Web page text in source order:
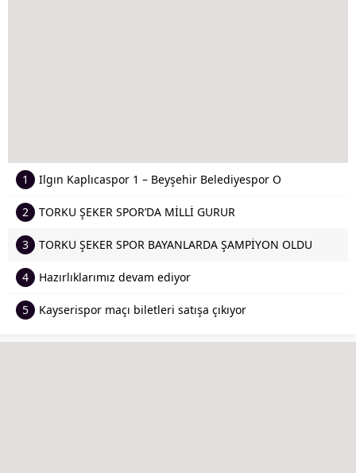
1 Ilgın Kaplıcaspor 1 – Beyşehir Belediyespor O
2 TORKU ŞEKER SPOR’DA MİLLİ GURUR
3 TORKU ŞEKER SPOR BAYANLARDA ŞAMPİYON OLDU
4 Hazırlıklarımız devam ediyor
5 Kayserispor maçı biletleri satışa çıkıyor